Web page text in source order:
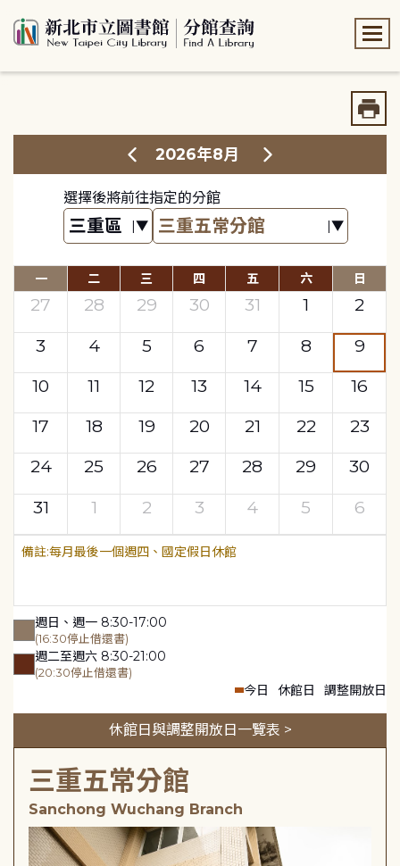
2026年8月
選擇後將前往指定的分館
一 二 三 四 五 六 日
27 28 29 30 31 1
2
3
4 5 6 7 8
9
10
11 12 13 14 15
16
17
18 19 20 21 22
23
24
25 26 27 28 29
30
31
1 2 3 4 5 6
每月最後一個週四、國定假日休館
週日、週一 8:30-17:00
(16:30停止借還書)
週二至週六 8:30-21:00
(20:30停止借還書)
今日 休館日 調整開放日
休館日與調整開放日一覽表 >
三重五常分館
Sanchong Wuchang Branch